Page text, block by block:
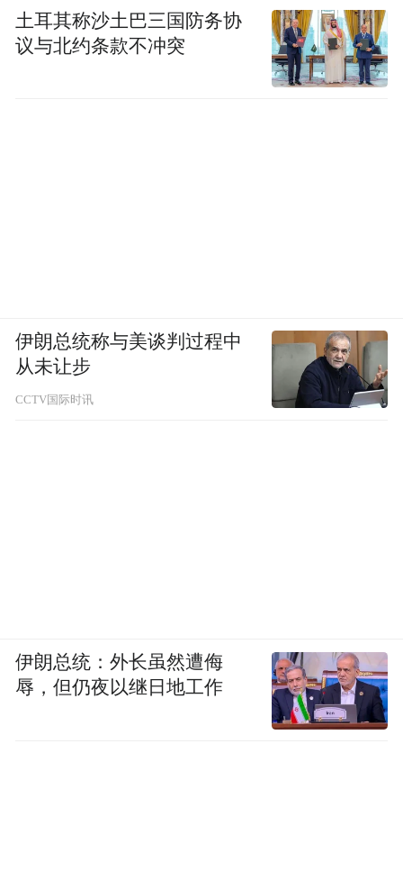
土耳其称沙土巴三国防务协
议与北约条款不冲突
伊朗总统称与美谈判过程中
从未让步
CCTV国际时讯
伊朗总统：外长虽然遭侮
辱，但仍夜以继日地工作